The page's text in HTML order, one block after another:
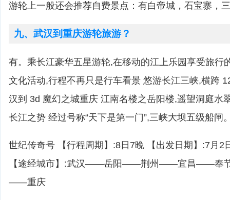
游轮上一般还会推荐自费景点：有白帝城，石宝寨，
九、武汉到重庆游轮旅游？
有。乘长江豪华五星游轮,在移动的江上乐园享受旅行
文化活动,行程不再只是行车看景 悠游长江三峡,横跨
汉到 3d 魔幻之城重庆 江南名楼之岳阳楼,遥望洞庭水
长江之势 经过号称“天下是第一门”,三峡大坝五级船闸
世纪传奇号 【行程周期】:8日7晚 【出发日期】:7月2
【途经城市】:武汉——岳阳——荆州——宜昌——
——重庆